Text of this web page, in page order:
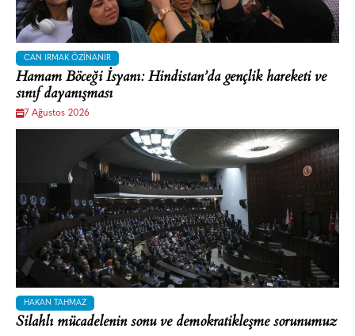
CAN IRMAK ÖZINANIR
Hamam Böceği İsyanı: Hindistan’da gençlik hareketi ve
sınıf dayanışması
7 Ağustos 2026
HAKAN TAHMAZ
Silahlı mücadelenin sonu ve demokratikleşme sorunumuz